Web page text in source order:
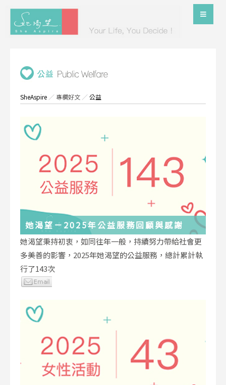
SheAspire ／專欄好文 ／公益
她渴望－2025年公益服務回顧與感謝
她渴望秉持初衷，如同往年一般，持續努力帶給社會更
多美善的影響，2025年她渴望的公益服務，總計累計執
行了143次